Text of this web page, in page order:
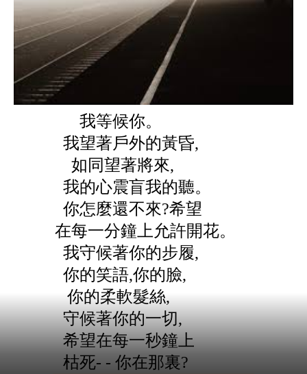
我等候你。
我望著戶外的黃昏,
如同望著將來,
我的心震盲我的聽。
你怎麼還不來?希望
在每一分鐘上允許開花。
我守候著你的步履,
你的笑語,你的臉,
你的柔軟髮絲,
守候著你的一切,
希望在每一秒鐘上
枯死- - 你在那裏?